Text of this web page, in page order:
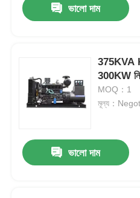
ভালো দাম
375KVA
300KW
MOQ：1
মূল্য：
ভালো দাম